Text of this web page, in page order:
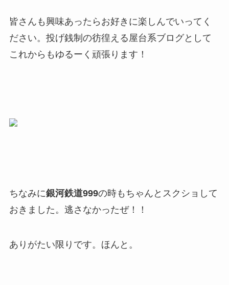
皆さんも興味あったらお好きに楽しんでいってく
ださい。投げ銭制の彷徨える屋台系ブログとして
これからもゆるーく頑張ります！
ちなみに銀河鉄道999の時もちゃんとスクショして
おきました。逃さなかったぜ！！
ありがたい限りです。ほんと。